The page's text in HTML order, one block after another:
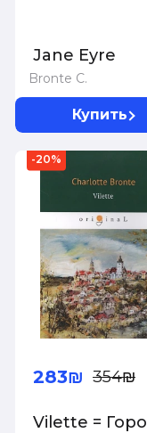
Bronte C.
Jane Eyre
Купить
-20%
Vilette =
283₪ 354₪